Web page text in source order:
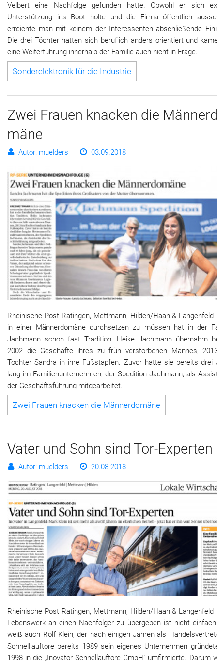
Velbert eine Nachfolge gefunden hatte. Obwohl er sich
Unterstützung ins Boot holte und die Firma öffentlich
erreichte man mit keinem der Interessenten abschließende
Die drei Töchter hatten sich beruflich anders orientiert und
eine Weiterführung innerhalb der Familie auch nicht in Frage.
Sonderelektronik für die Industrie
Zwei Frau­en kna­cken die
mä­ne
Autor: muelders 03.09.2018
Rheinische Post Ratingen, Mettmann, Hilden/Haan & Langenfeld
in einer Männerdomäne durchsetzen zu müssen hat in der
Jachmann schon fast Tradition. Heike Jachmann übernahm
2002 die Geschäfte ihres zu früh verstorbenen Mannes,
Tochter Sandra in ihre Fußstapfen. Zuvor hatte sie bereits drei
lang im Familienunternehmen, der Spedition Jachmann, als
der Geschäftsführung mitgearbeitet.
Zwei Frau­en kna­cken die Män­ner­do­mä­ne
Vater und Sohn sind Tor-Experten
Autor: muelders 20.08.2018
Rheinische Post Ratingen, Mettmann, Hilden/Haan & Langenfeld
Lebenswerk an einen Nachfolger zu übergeben ist nicht
weiß auch Rolf Klein, der nach einigen Jahren als
Schnelllauftore bereits 1989 sein eigenes Unternehmen
1998 in die „Inovator Schnellauftore GmbH" umfirmierte. Darum